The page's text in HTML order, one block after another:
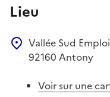
Lieu
Vallée Sud Emploi
92160 Antony
Voir sur une